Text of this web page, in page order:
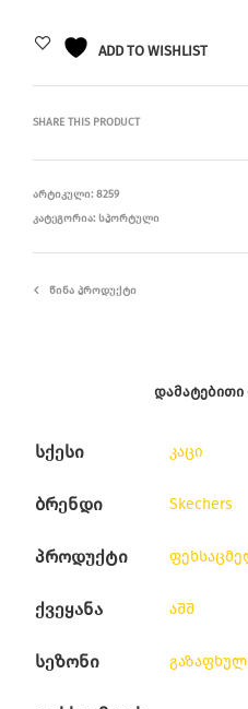
ADD TO WISHLIST
SHARE THIS PRODUCT
ᲐᲠᲢᲘᲙᲣᲚᲘ: 8259
ᲙᲐᲢᲔᲒᲝᲠᲘᲐ: ᲡᲞᲝᲠᲢᲣᲚᲘ
ᲬᲘᲜᲐ ᲞᲠᲝᲓᲣᲥᲢᲘ
ᲓᲐᲛᲐᲢᲔᲑᲘᲗᲘ
სქესი კაცი
ბრენდი Skechers
პროდუქტი
ქვეყანა აშშ
სეზონი